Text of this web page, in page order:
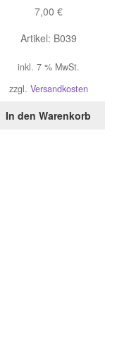
7,00 €
Artikel: B039
inkl. 7 % MwSt.
zzgl. Versandkosten
In den Warenkorb